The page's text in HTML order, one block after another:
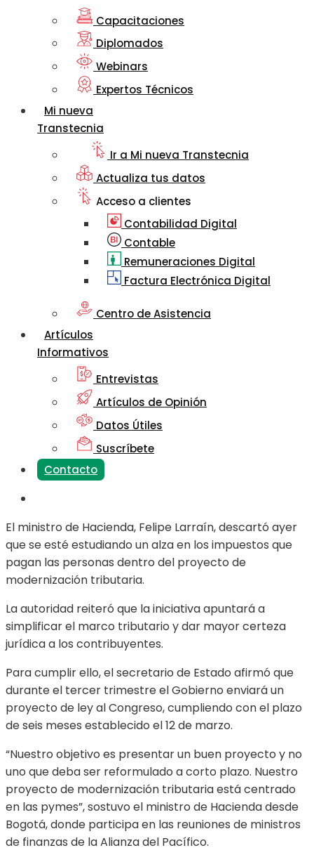
Capacitaciones
Diplomados
Webinars
Expertos Técnicos
Mi nueva
Transtecnia
Ir a Mi nueva Transtecnia
Actualiza tus datos
Acceso a clientes
Contabilidad Digital
Contable
Remuneraciones Digital
Factura Electrónica Digital
Centro de Asistencia
Artículos
Informativos
Entrevistas
Artículos de Opinión
Datos Útiles
Suscríbete
Contacto
El ministro de Hacienda, Felipe Larraín, descartó ayer
que se esté estudiando un alza en los impuestos que
pagan las personas dentro del proyecto de
modernización tributaria.
La autoridad reiteró que la iniciativa apuntará a
simplificar el marco tributario y dar mayor certeza
jurídica a los contribuyentes.
Para cumplir ello, el secretario de Estado afirmó que
durante el tercer trimestre el Gobierno enviará un
proyecto de ley al Congreso, cumpliendo con el plazo
de seis meses establecido el 12 de marzo.
“Nuestro objetivo es presentar un buen proyecto y no
uno que deba ser reformulado a corto plazo. Nuestro
proyecto de modernización tributaria está centrado
en las pymes”, sostuvo el ministro de Hacienda desde
Bogotá, donde participa en las reuniones de ministros
de finanzas de la Alianza del Pacífico.